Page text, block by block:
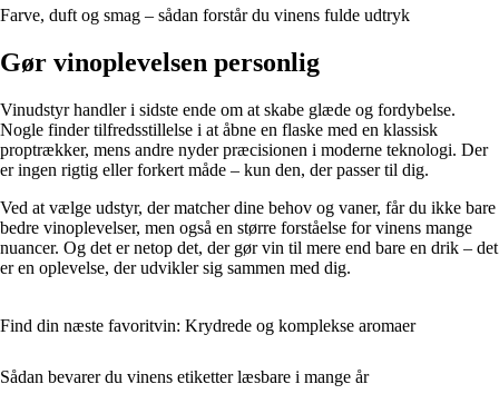
Farve, duft og smag – sådan forstår du vinens fulde udtryk
Gør vinoplevelsen personlig
Vinudstyr handler i sidste ende om at skabe glæde og fordybelse.
Nogle finder tilfredsstillelse i at åbne en flaske med en klassisk
proptrækker, mens andre nyder præcisionen i moderne teknologi. Der
er ingen rigtig eller forkert måde – kun den, der passer til dig.
Ved at vælge udstyr, der matcher dine behov og vaner, får du ikke bare
bedre vinoplevelser, men også en større forståelse for vinens mange
nuancer. Og det er netop det, der gør vin til mere end bare en drik – det
er en oplevelse, der udvikler sig sammen med dig.
Find din næste favoritvin: Krydrede og komplekse aromaer
Sådan bevarer du vinens etiketter læsbare i mange år